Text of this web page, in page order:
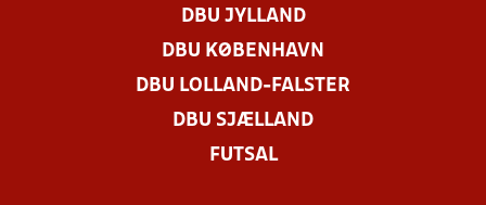
DBU JYLLAND
DBU KØBENHAVN
DBU LOLLAND-FALSTER
DBU SJÆLLAND
FUTSAL